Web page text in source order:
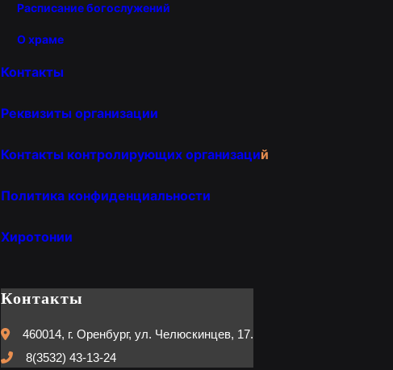
Расписание богослужений
О храме
Контакты
Реквизиты организации
Контакты контролирующих организаций
Политика конфиденциальности
Хиротонии
Контакты
460014, г. Оренбург, ул. Челюскинцев, 17.
8(3532) 43-13-24